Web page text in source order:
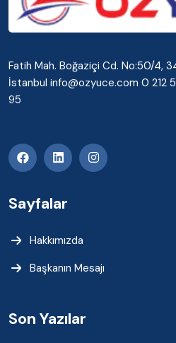
Fatih Mah. Boğaziçi Cd. No:50/4,
İstanbul info@ozyuce.com 0 212
95
Sayfalar
Hakkımızda
Başkanın Mesajı
Son Yazılar